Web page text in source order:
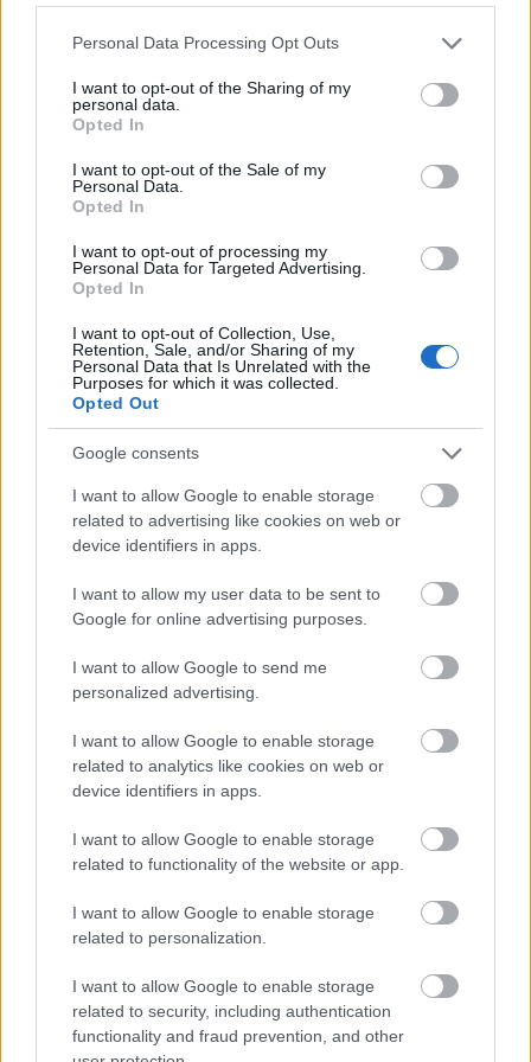
Please note that this website/app uses one or more Google
not limited to your visit or usage behaviour. You may click to
grant or deny consent to Google and its third-party tags to
use your data for below specified purposes in below Google
consent section.
Personal Data Processing Opt Outs
I want to opt-out of the Sharing of my
personal data.
Opted In
I want to opt-out of the Sale of my
Personal Data.
Opted In
I want to opt-out of processing my
Personal Data for Targeted Advertising.
Opted In
I want to opt-out of Collection, Use,
Retention, Sale, and/or Sharing of my
Personal Data that Is Unrelated with the
Purposes for which it was collected.
Opted Out
Google consents
I want to allow Google to enable storage
related to advertising like cookies on web or
device identifiers in apps.
I want to allow my user data to be sent to
Google for online advertising purposes.
I want to allow Google to send me
personalized advertising.
I want to allow Google to enable storage
related to analytics like cookies on web or
device identifiers in apps.
I want to allow Google to enable storage
related to functionality of the website or app.
I want to allow Google to enable storage
related to personalization.
I want to allow Google to enable storage
related to security, including authentication
functionality and fraud prevention, and other
Benne vagyok a tévében! [50.]
Nem, nem – nem én, nem mi, hanem a kerület
szorgos polgármestere, Niedermüller Péter.
Méghozzá ma az Önkormányzati TV-ben, ahol
azonnal ki is adta a jelszót: "Legyen Erzsébetváros
Budapest kulturális központja!" Szó se róla, legyen.
De azért álljon itt néhány lakossági kérdés/észrevétel